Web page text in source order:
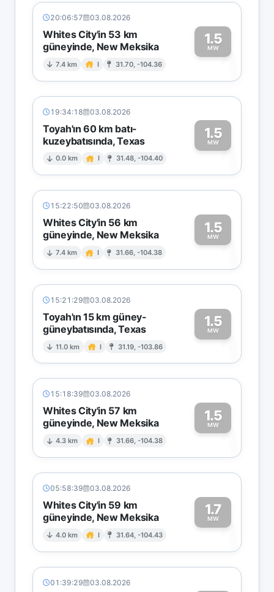
20:06:57 03.08.2026
Whites City'in 53 km
güneyinde, New Meksika
7.4 km I 31.70, -104.36
1.5
MW1
19:34:18 03.08.2026
Toyah'ın 60 km batı-
kuzeybatısında, Texas
0.0 km I 31.48, -104.40
1.5
MW1
15:22:50 03.08.2026
Whites City'in 56 km
güneyinde, New Meksika
7.4 km I 31.66, -104.38
1.5
MW1
15:21:29 03.08.2026
Toyah'ın 15 km güney-
güneybatısında, Texas
11.0 km I 31.19, -103.86
1.5
MW1
15:18:39 03.08.2026
Whites City'in 57 km
güneyinde, New Meksika
4.3 km I 31.66, -104.38
1.5
MW1
05:58:39 03.08.2026
Whites City'in 59 km
güneyinde, New Meksika
4.0 km I 31.64, -104.43
1.7
MW1
01:39:29 03.08.2026